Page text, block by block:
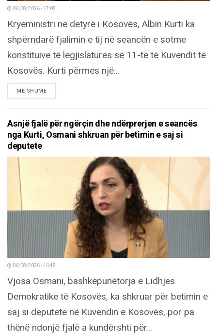
06/08/2026 - 17:08
Kryeministri në detyrë i Kosovës, Albin Kurti ka
shpërndarë fjalimin e tij në seancën e sotme
konstituive të legjislaturës së 11-të të Kuvendit të
Kosovës. Kurti përmes një...
MË SHUMËDETAILS
Asnjë fjalë për ngërçin dhe ndërprerjen e seancës
nga Kurti, Osmani shkruan për betimin e saj si
deputete
06/08/2026 - 16:48
Vjosa Osmani, bashkëpunëtorja e Lidhjes
Demokratike të Kosovës, ka shkruar për betimin e
saj si deputete në Kuvendin e Kosovës, por pa
thënë ndonjë fjalë a kundërshti për...